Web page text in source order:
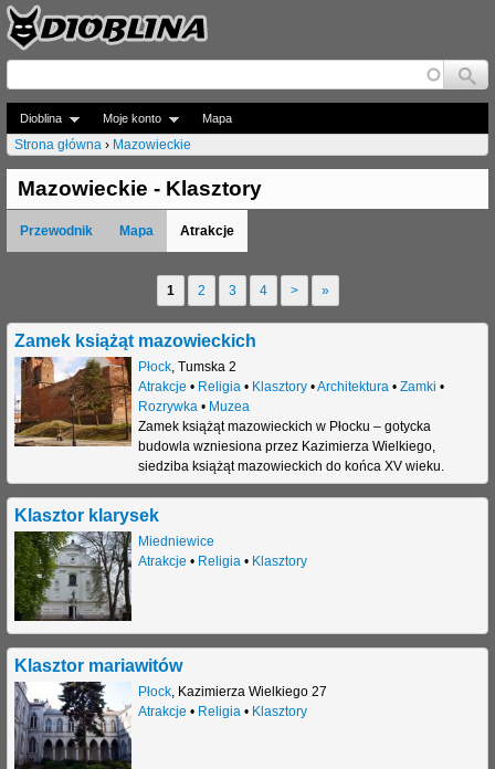
Jump to navigation
Dioblina Moje konto Mapa
J
e
s
ś
t
u
a
j
Strona główna › Mazowieckie
Mazowieckie - Klasztory
Przewodnik Mapa Atrakcje
t
o
n
1 2 3 4 > »
Zamek książąt mazowieckich
Płock, Tumska 2
Atrakcje • Religia • Klasztory•Architektura • Zamki •
Rozrywka • Muzea
Zamek książąt mazowieckich w Płocku – gotycka
budowla wzniesiona przez Kazimierza Wielkiego,
siedziba książąt mazowieckich do końca XV wieku.
Klasztor klarysek
Miedniewice
Atrakcje • Religia • Klasztory
Klasztor mariawitów
Płock, Kazimierza Wielkiego 27
Atrakcje • Religia • Klasztory